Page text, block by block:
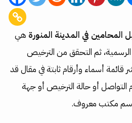
المحامين في المدينة المنورة هي
ثم التحقق من الترخيص
أسماء وأرقام ثابتة في مقال قد
التواصل أو حالة الترخيص أو جهة
مكتب معروف.